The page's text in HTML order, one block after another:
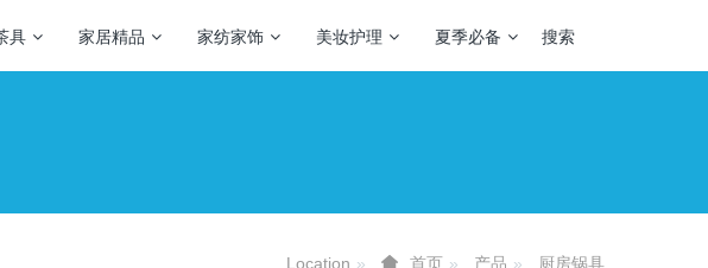
具 家居精品 家纺家饰 美妆护理 夏季必备 搜索
Location 首页 产品 厨房锅具